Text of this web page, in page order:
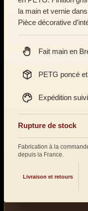
la main et vernie
Pièce décorative
Fait main en
PETG poncé
Expédition
Rupture de stock
Fabrication à la
depuis la France.
Livraison et retours